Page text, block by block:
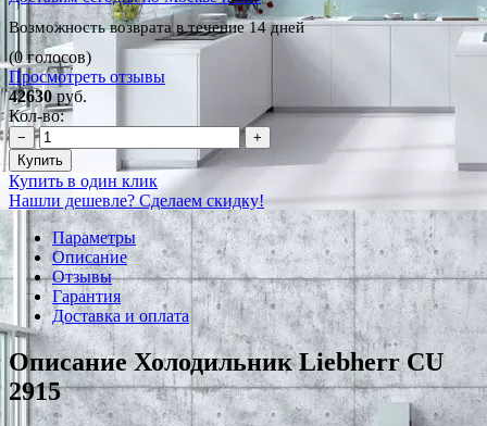
Возможность возврата в течение 14 дней
(0 голосов)
Просмотреть отзывы
42630руб.
Кол-во:
−
+
Купить
Купить в один клик
Нашли дешевле? Сделаем скидку!
Параметры
Описание
Отзывы
Гарантия
Доставка и оплата
Описание Холодильник Liebherr CU
2915